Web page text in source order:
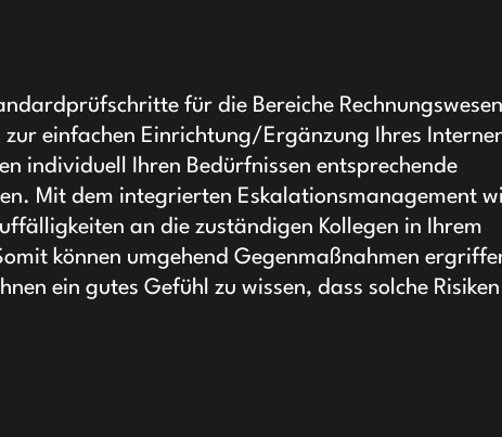
für die Bereiche
einfachen Einrichtung/Ergänzung Ihres
individuell Ihren Bedürfnissen entsprechende
Mit dem integrierten Eskalationsmanagement
an die zuständigen Kollegen in Ihrem
können umgehend Gegenmaßnahmen
ein gutes Gefühl zu wissen, dass solche